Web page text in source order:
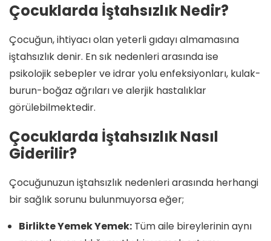
Çocuklarda İştahsızlık Nedir?
Çocuğun, ihtiyacı olan yeterli gıdayı almamasına
iştahsızlık denir. En sık nedenleri arasında ise
psikolojik sebepler ve idrar yolu enfeksiyonları, kulak-
burun-boğaz ağrıları ve alerjik hastalıklar
görülebilmektedir.
Çocuklarda İştahsızlık Nasıl
Giderilir?
Çocuğunuzun iştahsızlık nedenleri arasında herhangi
bir sağlık sorunu bulunmuyorsa eğer;
Birlikte Yemek Yemek: Tüm aile bireylerinin aynı